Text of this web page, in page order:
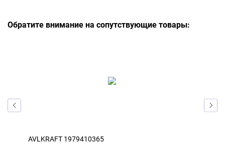
Обратите внимание на сопутствующие товары:
AVLKRAFT 1979410365